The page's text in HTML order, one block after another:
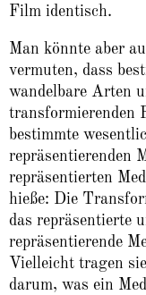
Film identisch.
Man könnte aber
vermuten, dass
wandelbare Arten
transformierenden
bestimmte
repräsentierenden
repräsentierten
hieße: Die
das repräsentierte
repräsentierende
Vielleicht tragen
darum, was ein